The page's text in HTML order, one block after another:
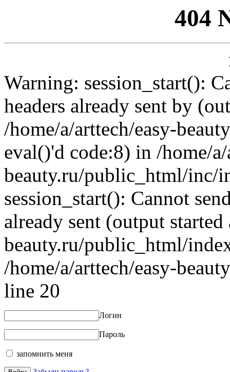
404
Warning: session_start():
headers already sent by
/home/a/arttech/easy-
eval()'d code:8) in /home/
beauty.ru/public_html/inc/
session_start(): Cannot
already sent (output
beauty.ru/public_html/
/home/a/arttech/easy-
line 20
Логин
Пароль
запомнить меня